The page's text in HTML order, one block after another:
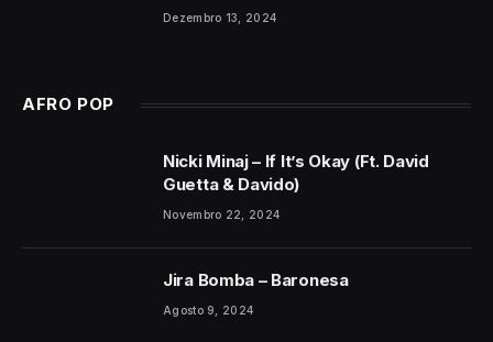
Dezembro 13, 2024
AFRO POP
Nicki Minaj – If It’s Okay (Ft. David
Guetta & Davido)
Novembro 22, 2024
Jira Bomba – Baronesa
Agosto 9, 2024